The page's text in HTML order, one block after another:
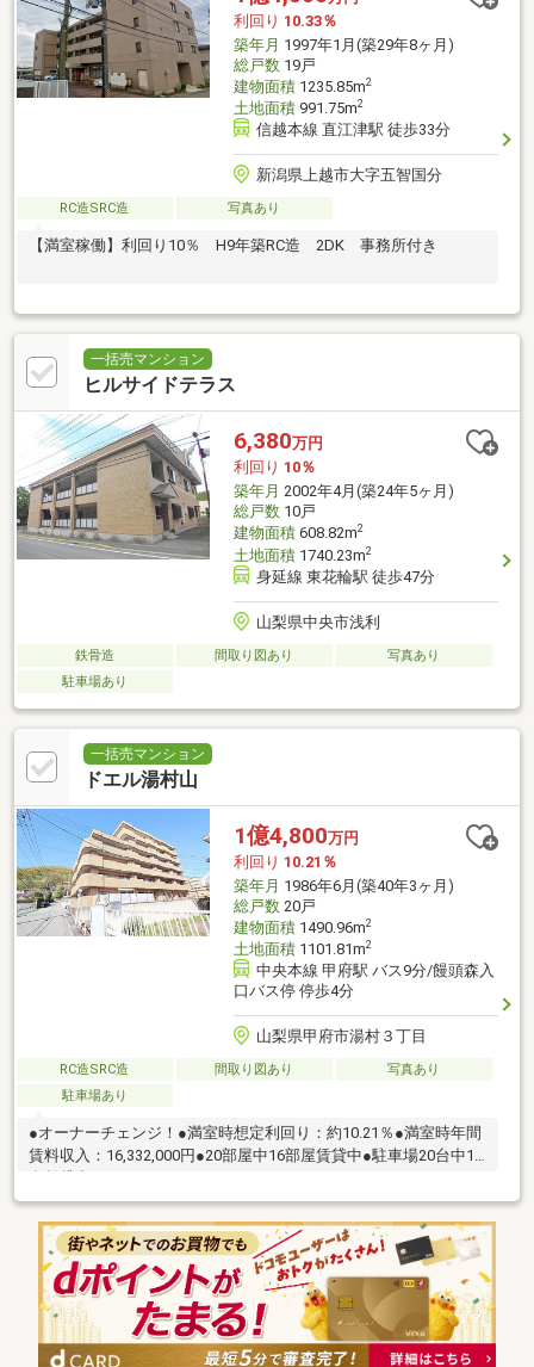
利回り 10.33％
築年月 1997年1月(築29年8ヶ月)
総戸数19戸
建物面積1235.85m2
土地面積991.75m2
信越本線 直江津駅 徒歩33分
新潟県上越市大字五智国分
RC造SRC造 写真あり
【満室稼働】利回り10％ H9年築RC造 2DK 事務所付き
一括売マンション
ヒルサイドテラス
6,380万円
利回り 10％
築年月 2002年4月(築24年5ヶ月)
総戸数10戸
建物面積608.82m2
土地面積1740.23m2
身延線 東花輪駅 徒歩47分
山梨県中央市浅利
鉄骨造 間取り図あり
写真あり
駐車場あり
一括売マンション
ドエル湯村山
1億4,800万円
利回り 10.21％
築年月 1986年6月(築40年3ヶ月)
総戸数20戸
建物面積1490.96m2
土地面積1101.81m2
中央本線 甲府駅 バス9分/饅頭森入
口バス停 停歩4分
山梨県甲府市湯村３丁目
RC造SRC造 間取り図あり
写真あり
駐車場あり
●オーナーチェンジ！●満室時想定利回り：約10.21％●満室時年間
賃料収入：16,332,000円●20部屋中16部屋賃貸中●駐車場20台中16